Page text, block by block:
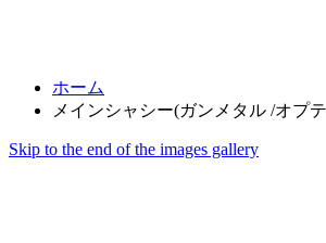
ホーム
メインシャシー(ガンメタル /オプ
Skip to the end of the images gallery